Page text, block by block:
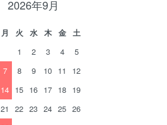
2026年9月
月 火 水 木 金
土
1
2 3 4
5
7 8 9 10 11
12
14 15 16 17 18 19
21 22 23 24 25 26